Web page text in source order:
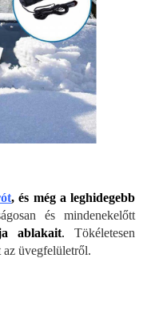
, és még a leghidegebb
és mindenekelőtt
ablakait. Tökéletesen
az üvegfelületről.